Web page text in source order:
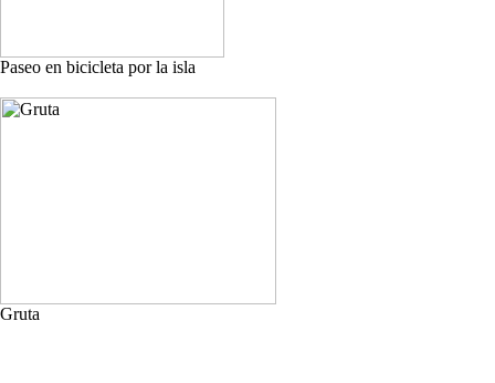
Paseo en bicicleta por la isla
Gruta